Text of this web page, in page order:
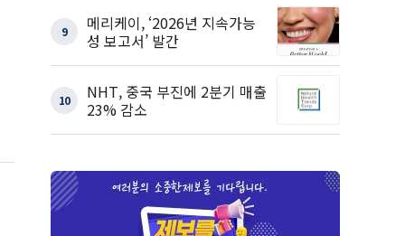
9
메리케이, ‘2026년 지속가능
성 보고서’ 발간
10
NHT, 중국 부진에 2분기 매출
23% 감소